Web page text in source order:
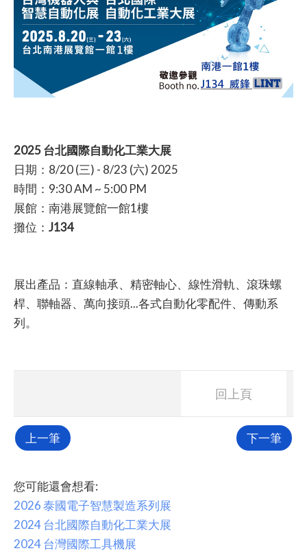
2025 台北國際自動化工業大展
日期：8/20 (三) - 8/23 (六) 2025
時間：9:30 AM ~ 5:00 PM
展館：南港展覽館一館1樓
攤位： J134
展出產品：直線軸承、精密軸心、線性滑軌、滾珠螺
桿、聯軸器、萬向接頭...各式自動化零配件、傳動系
列。
回上頁
上一筆 下一筆
您可能還會想看:
2026 泰國電子智慧製造系列展
2024 台北國際自動化工業大展
2024 台灣國際工具機展